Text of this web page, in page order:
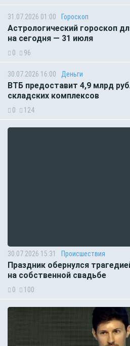
31.07.2026 01:00 Гороскоп
Астрологический гороскоп
на сегодня — 31 июля
0 96
30.07.2026 16:00 Деньги
ВТБ предоставит 4,9 млрд
складских комплексов
0 124
30.07.2026 15:31 Происшествия
Праздник обернулся
на собственной свадьбе
0 100